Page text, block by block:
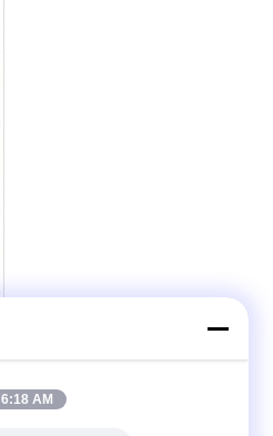
6:18 AM